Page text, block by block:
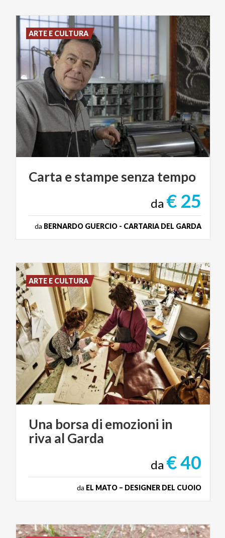
Carta estampesenza tempo
da € 25
da BERNARDO GUERCIO - CARTARIA DEL GARDA
ARTE E CULTURA
Una borsa di emozioni in
riva al Garda
da € 40
da EL MATO – DESIGNER DEL CUOIO
ARTE E CULTURA